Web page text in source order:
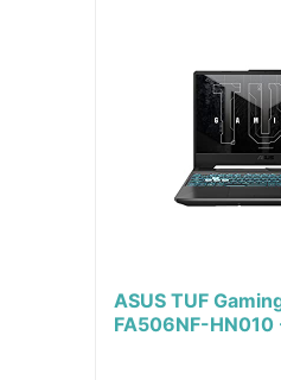
ASUS TUF
FA506NF-
Gaming de 15.6"